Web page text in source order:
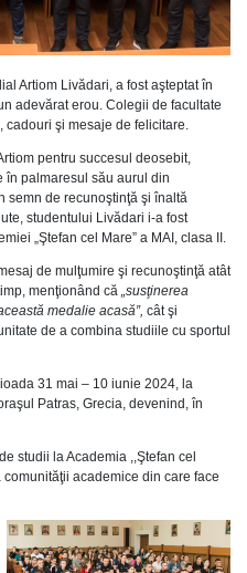
Artiom Livădari, a fost aşteptat în
adevărat erou. Colegii de facultate
şi mesaje de felicitare.
pentru succesul deosebit,
în palmaresul său aurul din
semn de recunoştinţă şi înaltă
studentului Livădari i-a fost
„Ştefan cel Mare” a MAI, clasa II.
de mulţumire şi recunoştinţă atât
menţionând că „susţinerea
medalie acasă”, cât şi
de a combina studiile cu sportul
31 mai – 10 iunie 2024, la
Patras, Grecia, devenind, în
studii la Academia ,,Ştefan cel
academice din care face